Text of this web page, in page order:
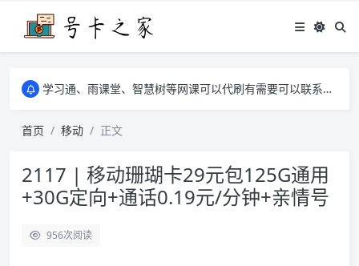
学习通、雨课堂、智慧树等网课可以代刷有需要可以联系邮箱i@tuzi.la
学习通、雨课堂、智慧树等网课可以代刷有需要可以联系邮箱i@tuzi.la
首页
移动 正文
2117 | 移动珊瑚卡29元包125G通用
+30G定向+通话0.19元/分钟+亲情号
956次阅读